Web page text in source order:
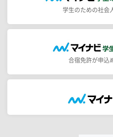
学生のための社会
合宿免許が申込